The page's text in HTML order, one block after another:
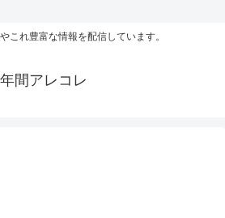
これ豊富な情報を配信しています。
年間アレコレ